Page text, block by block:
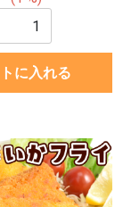
に入れる